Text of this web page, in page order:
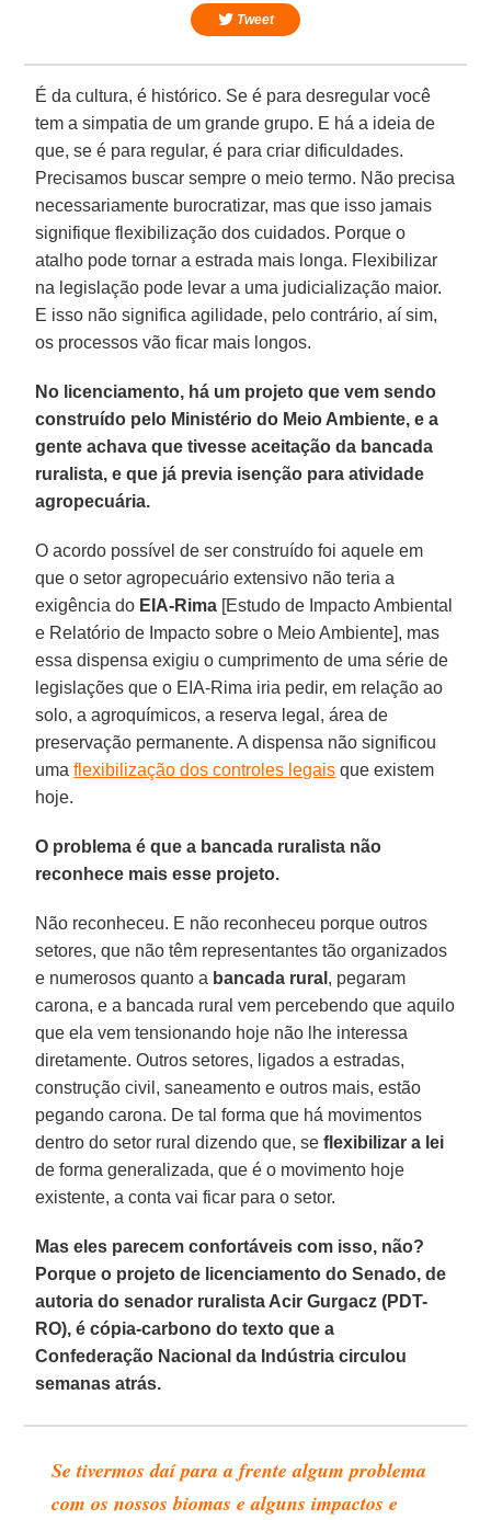
Tweet
É da cultura, é histórico. Se é para desregular você
tem a simpatia de um grande grupo. E há a ideia de
que, se é para regular, é para criar dificuldades.
Precisamos buscar sempre o meio termo. Não precisa
necessariamente burocratizar, mas que isso jamais
signifique flexibilização dos cuidados. Porque o
atalho pode tornar a estrada mais longa. Flexibilizar
na legislação pode levar a uma judicialização maior.
E isso não significa agilidade, pelo contrário, aí sim,
os processos vão ficar mais longos.
No licenciamento, há um projeto que vem sendo
construído pelo Ministério do Meio Ambiente, e a
gente achava que tivesse aceitação da bancada
ruralista, e que já previa isenção para atividade
agropecuária.
O acordo possível de ser construído foi aquele em
que o setor agropecuário extensivo não teria a
exigência do EIA-Rima [Estudo de Impacto Ambiental
e Relatório de Impacto sobre o Meio Ambiente], mas
essa dispensa exigiu o cumprimento de uma série de
legislações que o EIA-Rima iria pedir, em relação ao
solo, a agroquímicos, a reserva legal, área de
preservação permanente. A dispensa não significou
umaflexibilização dos controles legais que existem
hoje.
O problema é que a bancada ruralista não
reconhece mais esse projeto.
Não reconheceu. E não reconheceu porque outros
setores, que não têm representantes tão organizados
e numerosos quanto a bancada rural , pegaram
carona, e a bancada rural vem percebendo que aquilo
que ela vem tensionando hoje não lhe interessa
diretamente. Outros setores, ligados a estradas,
construção civil, saneamento e outros mais, estão
pegando carona. De tal forma que há movimentos
dentro do setor rural dizendo que, seflexibilizar a lei
de forma generalizada, que é o movimento hoje
existente, a conta vai ficar para o setor.
Mas eles parecem confortáveis com isso, não?
Porque o projeto de licenciamento do Senado, de
autoria do senador ruralista Acir Gurgacz (PDT-
RO), é cópia-carbono do texto que a
Confederação Nacional da Indústria circulou
semanas atrás.
Se tivermos daí para a frente algum problema
com os nossos biomas e alguns impactos e